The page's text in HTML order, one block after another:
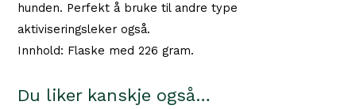
hunden. Perfekt å bruke til andre type
aktiviseringsleker også.
Innhold: Flaske med 226 gram.
Du liker kanskje også…